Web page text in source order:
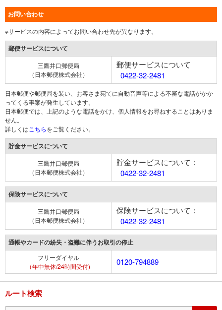
お問い合わせ
※サービスの内容によってお問い合わせ先が異なります。
郵便サービスについて
三鷹井口郵便局
（日本郵便株式会社）
郵便サービスについて
0422-32-2481
日本郵便や郵便局を装い、お客さま宛てに自動音声等による不審な電話がかか
ってくる事案が発生しています。
日本郵便では、上記のような電話をかけ、個人情報をお尋ねすることはありま
せん。
詳しくは こちらをご覧ください。
貯金サービスについて
三鷹井口郵便局
（日本郵便株式会社）
貯金サービスについて：
0422-32-2481
保険サービスについて
三鷹井口郵便局
（日本郵便株式会社）
保険サービスについて：
0422-32-2481
通帳やカードの紛失・盗難に伴うお取引の停止
フリーダイヤル
（年中無休/24時間受付)
0120-794889
ルート検索